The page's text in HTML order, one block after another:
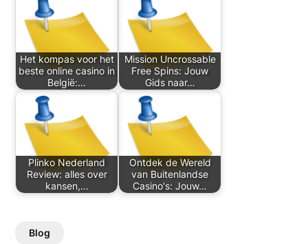
Het kompas voor het
beste online casino in
België:…
Mission Uncrossable
Free Spins: Jouw
Gids naar…
Plinko Nederland
Review: alles over
kansen,…
Ontdek de Wereld
van Buitenlandse
Casino's: Jouw…
Blog